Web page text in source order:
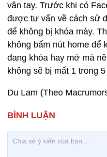
vân tay. Trước khi có
được tư vấn về cách sử
để không bị khóa máy.
không bấm nút home để
đang khóa hay mở mà
không sẽ bị mất 1 trong
Du Lam (Theo